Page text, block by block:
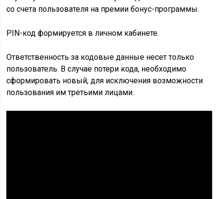
со счета пользователя на премии бонус-программы.
PIN-код формируется в личном кабинете.
Ответственность за кодовые данные несет только
пользователь. В случае потери кода, необходимо
сформировать новый, для исключения возможности
пользования им третьими лицами.